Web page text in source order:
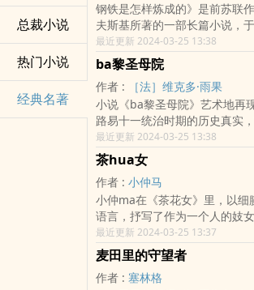
总裁小说
热门小说
经典名著
钢铁是怎样炼成的》是前苏联
夫斯基所著的一部长篇小说，
保尔·柯察金从一个不懂事的少
命的布尔什维克战士，再到双
作小说,成为一块jian强钢铁（
故事。这是一部带有自传味dao
绝望的命运中仍jian强不屈，
鞭鞑了那些只会作威作福的资
的丑陋，表现出了作者所代表
压迫命运的抗争jing神。…
最近更新 2024-03-25 13:38
ba黎圣母院
作者 :
［法］维克多·雨果
小说《ba黎圣母院》艺术地再
路易十一统治时期的历史真实
狈为jian压迫人民群众，人民群
英勇斗争。小说中的反叛者吉
面容丑陋的残疾人加西莫多是
shen展现在读者面前的，而人
贵族军人弗比思shen上看到的
灵和罪恶的情yu。作者将可歌
富的戏剧xing场面有机地连缀
有很强的可读xing。小说浪漫
运用了对比的写作手法，它是运
最近更新 2024-03-25 13:38
茶hua女
作者 : 小仲马
小仲ma在《茶花女》里，以
语言，抒写了作为一个人的妓
望和绝望。《茶花女》写ba黎
富裕的阿尔芒诚挚的ai情所征
正当这对re恋中的情人憧憬未
尔芒的父亲暗中迫使玛格丽特
最近更新 2024-03-25 13:37
麦田里的守望者
作者 : 塞林格